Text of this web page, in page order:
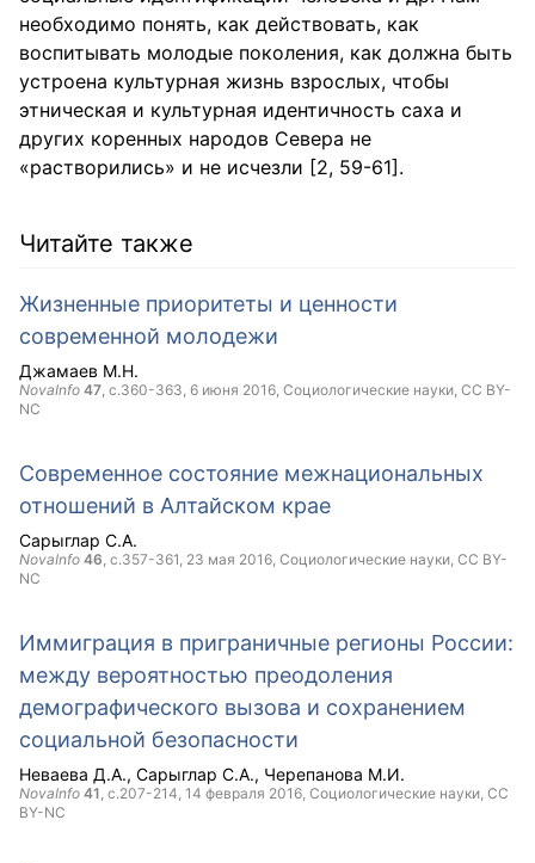
необходимо понять, как действовать, как
воспитывать молодые поколения, как должна быть
устроена культурная жизнь взрослых, чтобы
этническая и культурная идентичность саха и
других коренных народов Севера не
«растворились» и не исчезли [2, 59-61].
Читайте также
Жизненные приоритеты и ценности
современной молодежи
Джамаев М.Н.
NovaInfo 47, с.360-363, 6 июня 2016, Социологические науки, CC BY-
NC
Современное состояние межнациональных
отношений в Алтайском крае
Сарыглар С.А.
NovaInfo 46, с.357-361, 23 мая 2016, Социологические науки, CC BY-
NC
Иммиграция в приграничные регионы России:
между вероятностью преодоления
демографического вызова и сохранением
социальной безопасности
Неваева Д.А. Сарыглар С.А. Черепанова М.И.
NovaInfo 41, с.207-214, 14 февраля 2016, Социологические науки, CC
BY-NC